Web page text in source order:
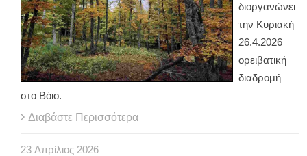
διοργανώνει
την Κυριακή
26.4.2026
ορειβατική
διαδρομή
στο Βόιο.
Διαβάστε Περισσότερα
23 Απρίλιος 2026